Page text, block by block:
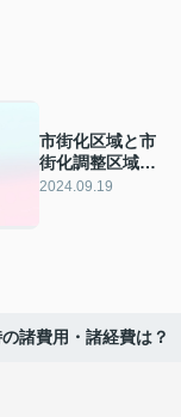
市街化区域と市
街化調整区域メ
リット・デメリ
2024.09.19
諸費用・諸経費は？